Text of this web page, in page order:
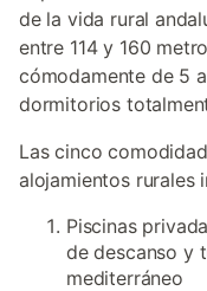
de la vida rural
entre 114 y 160
cómodamente de 5
dormitorios
Las cinco
alojamientos rurales
Piscinas
de descanso y
mediterráneo